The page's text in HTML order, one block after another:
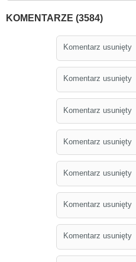
KOMENTARZE (3584)
Komentarz usunięty
Komentarz usunięty
Komentarz usunięty
Komentarz usunięty
Komentarz usunięty
Komentarz usunięty
Komentarz usunięty